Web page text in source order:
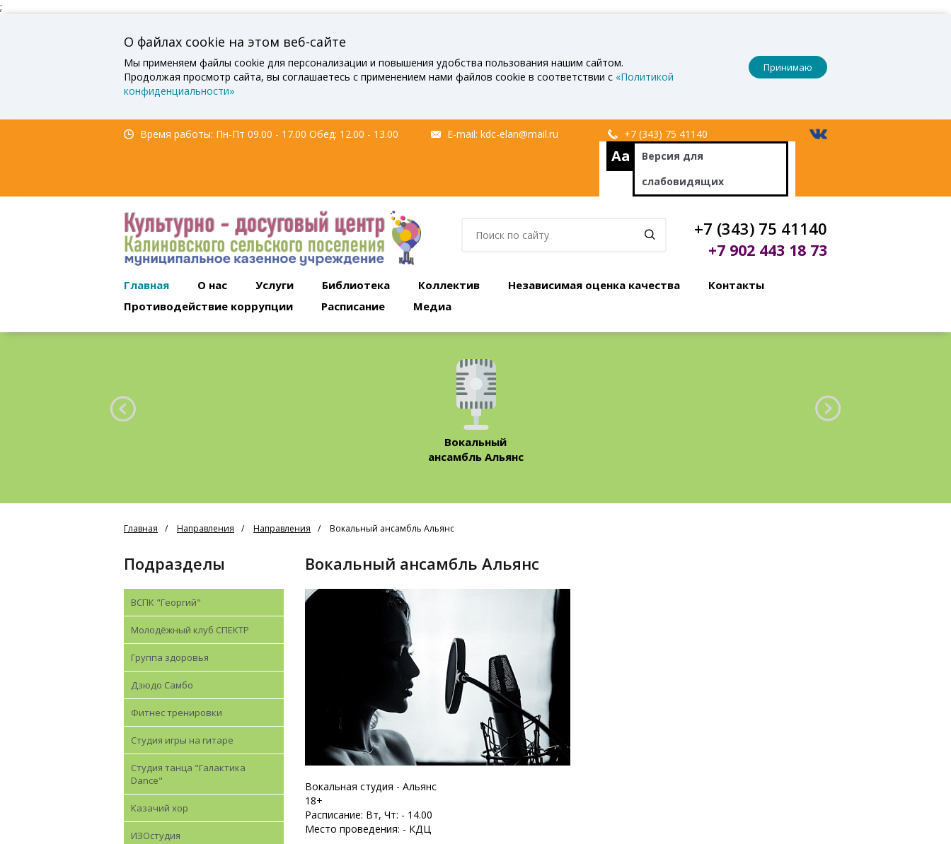
;
О файлах cookie на этом веб-сайте
Мы применяем файлы cookie для персонализации и повышения удобства пользования нашим сайтом.
Продолжая просмотр сайта, вы соглашаетесь с применением нами файлов cookie в соответствии с «Политикой
конфиденциальности»
Принимаю
Время работы: Пн-Пт 09.00 - 17.00 Обед: 12.00 - 13.00 E-mail: kdc-elan@mail.ru +7 (343) 75 41140
Aa Версия для
слабовидящих
+7 (343) 75 41140
+7 902 443 18 73
Главная О нас Услуги Библиотека Коллектив Независимая оценка качества
Контакты
Противодействие коррупции
Расписание Медиа
Вокальный
ансамбль Альянс
Главная Направления Направления Вокальный ансамбль Альянс
Подразделы
ВСПК "Георгий"
Молодёжный клуб СПЕКТР
Группа здоровья
Дзюдо Самбо
Фитнеc тренировки
Студия игры на гитаре
Студия танца "Галактика
Dance"
Казачий хор
ИЗОстудия
Вокальный ансамбль Альянс
Вокальная студия - Альянс
18+
Расписание: Вт, Чт: - 14.00
Место проведения: - КДЦ